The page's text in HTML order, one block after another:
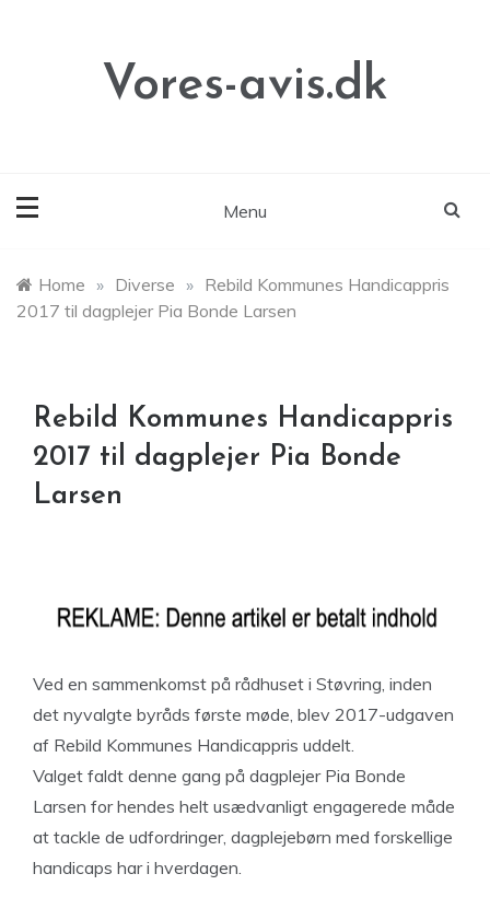
Vores-avis.dk
Menu
Home » Diverse » Rebild Kommunes Handicappris
2017 til dagplejer Pia Bonde Larsen
Rebild Kommunes Handicappris
2017 til dagplejer Pia Bonde
Larsen
Ved en sammenkomst på rådhuset i Støvring, inden
det nyvalgte byråds første møde, blev 2017-udgaven
af Rebild Kommunes Handicappris uddelt.
Valget faldt denne gang på dagplejer Pia Bonde
Larsen for hendes helt usædvanligt engagerede måde
at tackle de udfordringer, dagplejebørn med forskellige
handicaps har i hverdagen.